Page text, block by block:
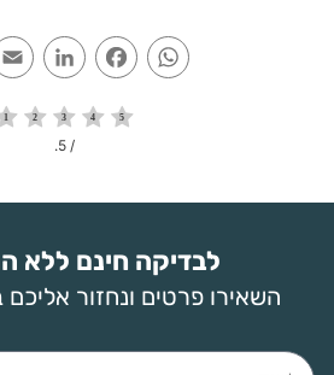
WhatsApp
Facebook
/ 5.
לבדיקה חינם ללא
השאירו פרטים ונחזור